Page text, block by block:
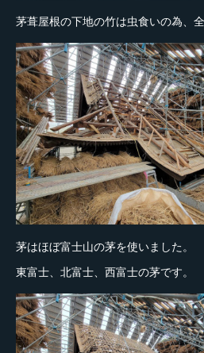
茅葺屋根の下地の竹は虫食いの為、
茅はほぼ富士山の茅を使いました。
東富士、北富士、西富士の茅です。